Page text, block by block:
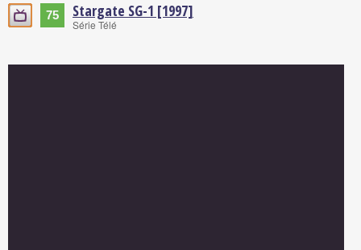
75 Stargate SG-1 [1997]
Série Télé